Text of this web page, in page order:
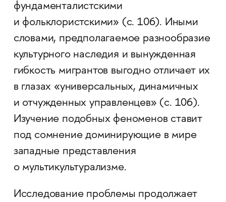
фундаменталистскими
и фольклористскими» (с. 106). Иными
словами, предполагаемое разнообразие
культурного наследия и вынужденная
гибкость мигрантов выгодно отличает их
в глазах «универсальных, динамичных
и отчужденных управленцев» (с. 106).
Изучение подобных феноменов ставит
под сомнение доминирующие в мире
западные представления
о мультикультурализме.
Исследование проблемы продолжает